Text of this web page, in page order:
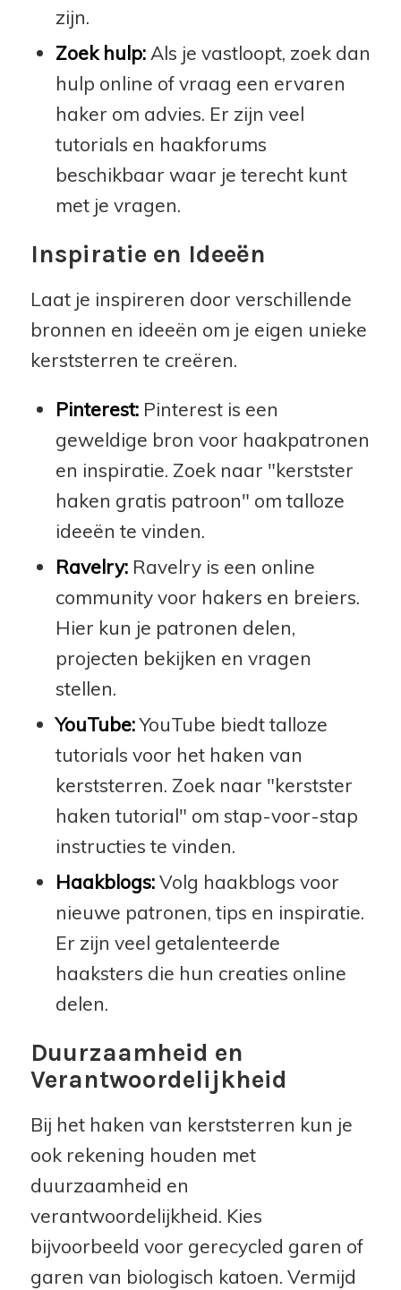
zijn.
Zoek hulp:Als je vastloopt, zoek dan
hulp online of vraag een ervaren
haker om advies. Er zijn veel
tutorials en haakforums
beschikbaar waar je terecht kunt
met je vragen.
Inspiratie en Ideeën
Laat je inspireren door verschillende
bronnen en ideeën om je eigen unieke
kerststerren te creëren.
Pinterest:Pinterest is een
geweldige bron voor haakpatronen
en inspiratie. Zoek naar "kerstster
haken gratis patroon" om talloze
ideeën te vinden.
Ravelry:Ravelry is een online
community voor hakers en breiers.
Hier kun je patronen delen,
projecten bekijken en vragen
stellen.
YouTube:YouTube biedt talloze
tutorials voor het haken van
kerststerren. Zoek naar "kerstster
haken tutorial" om stap-voor-stap
instructies te vinden.
Haakblogs:Volg haakblogs voor
nieuwe patronen, tips en inspiratie.
Er zijn veel getalenteerde
haaksters die hun creaties online
delen.
Duurzaamheid en
Verantwoordelijkheid
Bij het haken van kerststerren kun je
ook rekening houden met
duurzaamheid en
verantwoordelijkheid. Kies
bijvoorbeeld voor gerecycled garen of
garen van biologisch katoen. Vermijd